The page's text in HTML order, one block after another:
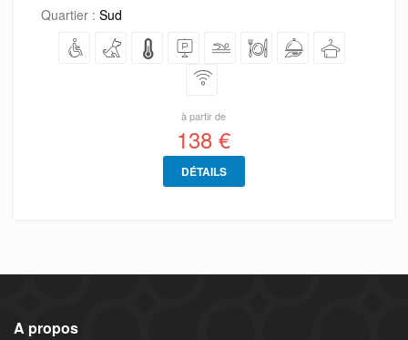
Quartier : Sud
à partir de
138 €
DÉTAILS
A propos